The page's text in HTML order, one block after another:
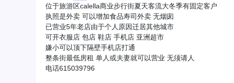
位于旅游区calella商业步行街夏天客流大冬季有固定客户
执照是外卖 可以增加食品寿司外卖 无烟囱
已营业5年老店由于个人原因迁居其他城市
可开衣服店 包店 鞋店 手机店 亚洲超市
嫌小可以顶下隔壁手机店打通
整条街最低房租 单人或夫妻就可以营业 无须请人
电话615039796